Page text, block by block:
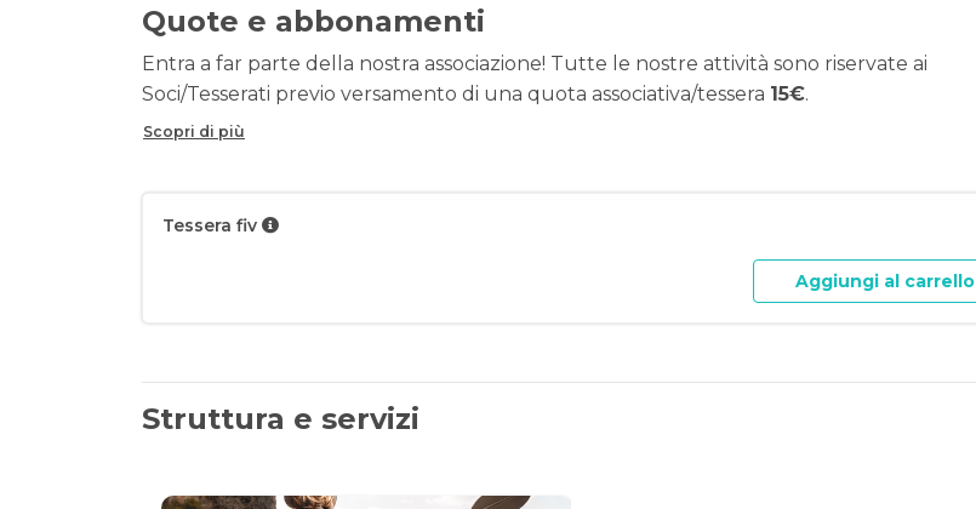
Quote e abbonamenti
Entra a far parte della nostra associazione! Tutte le nostre attività sono riservate ai
Soci/Tesserati previo versamento di una quota associativa/tessera 15€.
Scopri di più
Tessera fiv
Aggiungi al carrello
Struttura e servizi